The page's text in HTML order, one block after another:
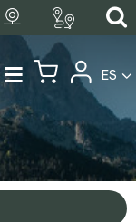
ES